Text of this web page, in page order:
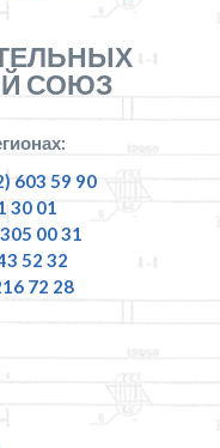
СОЮЗ
603 59 90
30 01
00 31
52 32
72 28